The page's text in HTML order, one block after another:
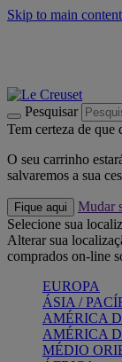
Skip to main content
Pesquisar
Tem certeza de que
O seu carrinho
salvaremos a sua
Fique aqui
Mudar
Selecione sua
Alterar sua
comprados on-line
EUROPA
ÁSIA /
AMÉRICA
AMÉRICA
MÉDIO